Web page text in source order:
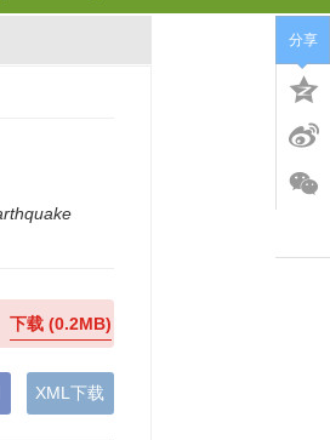
下载(0.2MB)
XML下载
分享